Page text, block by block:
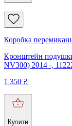
Коробка
Кронштейн
NV300) 2014 -,
1 350 ₴
Купити